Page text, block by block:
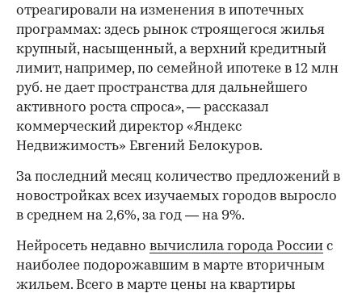
отреагировали на изменения в ипотечных
программах: здесь рынок строящегося жилья
крупный, насыщенный, а верхний кредитный
лимит, например, по семейной ипотеке в 12 млн
руб. не дает пространства для дальнейшего
активного роста спроса», — рассказал
коммерческий директор «Яндекс
Недвижимость» Евгений Белокуров.
За последний месяц количество предложений в
новостройках всех изучаемых городов выросло
в среднем на 2,6%, за год — на 9%.
Нейросеть недавно вычислила города России с
наиболее подорожавшим в марте вторичным
жильем. Всего в марте цены на квартиры